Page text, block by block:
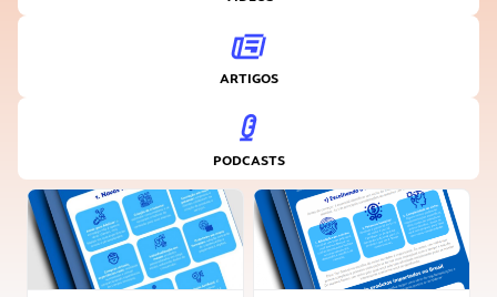
ARTIGOS
PODCASTS